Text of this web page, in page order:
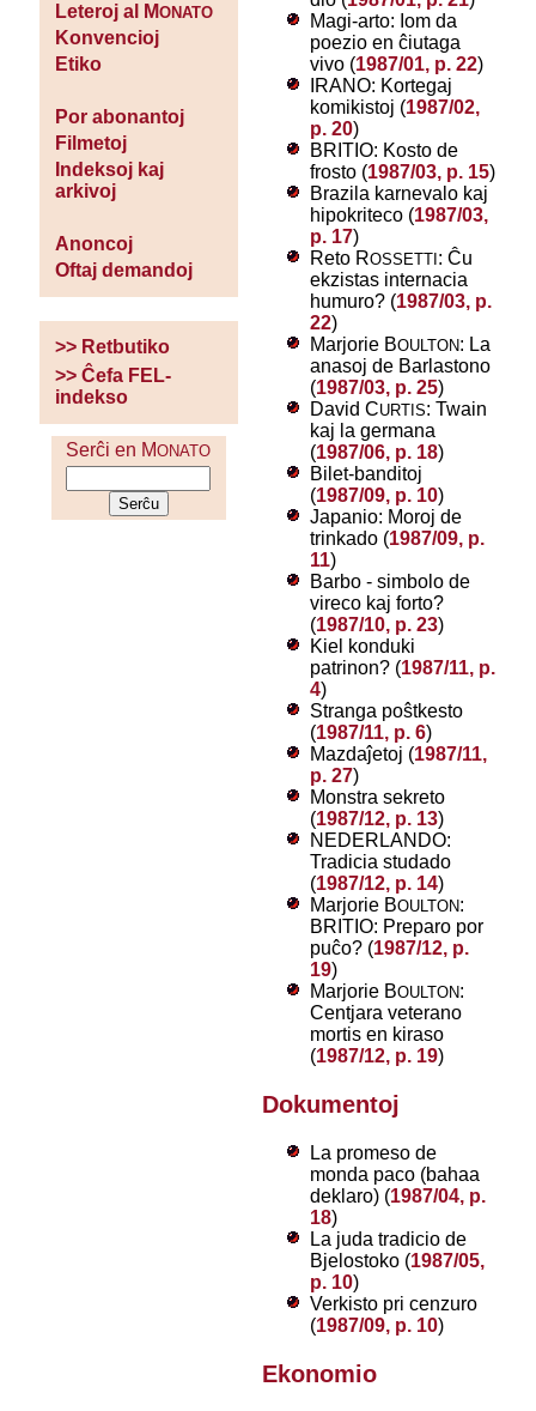
Leteroj al MONATO
Konvencioj
Etiko
Por abonantoj
Filmetoj
Indeksoj kaj
arkivoj
Anoncoj
Oftaj demandoj
>> Retbutiko
>> Ĉefa FEL-
indekso
Serĉi en MONATO
Magi-arto: Iom da
poezio en ĉiutaga
vivo (1987/01, p. 22)
IRANO: Kortegaj
komikistoj (1987/02,
p. 20)
BRITIO: Kosto de
frosto (1987/03, p. 15)
Brazila karnevalo kaj
hipokriteco (1987/03,
p. 17)
Reto ROSSETTI : Ĉu
ekzistas internacia
humuro? (1987/03, p.
22)
Marjorie BOULTON: La
anasoj de Barlastono
(1987/03, p. 25)
David CURTIS: Twain
kaj la germana
(1987/06, p. 18)
Bilet-banditoj
(1987/09, p. 10)
Japanio: Moroj de
trinkado (1987/09, p.
11)
Barbo - simbolo de
vireco kaj forto?
(1987/10, p. 23)
Kiel konduki
patrinon? (1987/11, p.
4)
Stranga poŝtkesto
(1987/11, p. 6)
Mazdaĵetoj (1987/11,
p. 27)
Monstra sekreto
(1987/12, p. 13)
NEDERLANDO:
Tradicia studado
(1987/12, p. 14)
Marjorie BOULTON:
BRITIO: Preparo por
puĉo? (1987/12, p.
19)
Marjorie BOULTON:
Centjara veterano
mortis en kiraso
(1987/12, p. 19)
Dokumentoj
La promeso de
monda paco (bahaa
deklaro) (1987/04, p.
18)
La juda tradicio de
Bjelostoko (1987/05,
p. 10)
Verkisto pri cenzuro
(1987/09, p. 10)
Ekonomio